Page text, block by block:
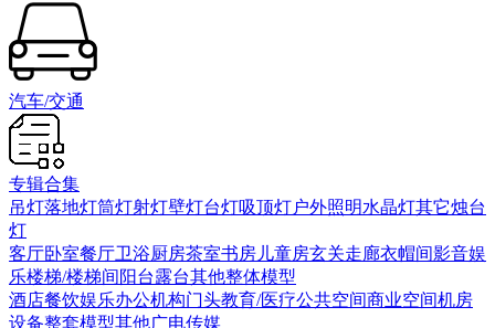
汽车/交通
专辑合集
吊灯落地灯筒灯射灯壁灯台灯吸顶灯户外照明水晶灯其它烛台
灯
客厅卧室餐厅卫浴厨房茶室书房 儿童房玄关走廊衣帽间影音娱
乐楼梯/楼梯间 阳台露台其他整体模型
酒店餐饮娱乐办公机构门头教育/医疗公共空间商业空间机房
设备整套模型其他广电传媒